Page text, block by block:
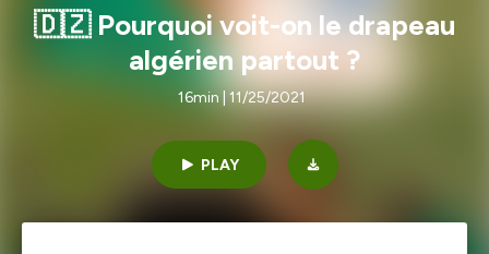
🇩🇿 Pourquoi voit-on le drapeau
algérien partout ?
16min | 11/25/2021
PLAY